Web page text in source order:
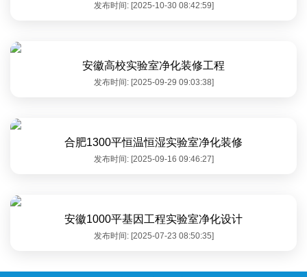
发布时间: [2025-10-30 08:42:59]
安徽高校实验室净化装修工程
发布时间: [2025-09-29 09:03:38]
合肥1300平恒温恒湿实验室净化装修
发布时间: [2025-09-16 09:46:27]
安徽1000平基因工程实验室净化设计
发布时间: [2025-07-23 08:50:35]